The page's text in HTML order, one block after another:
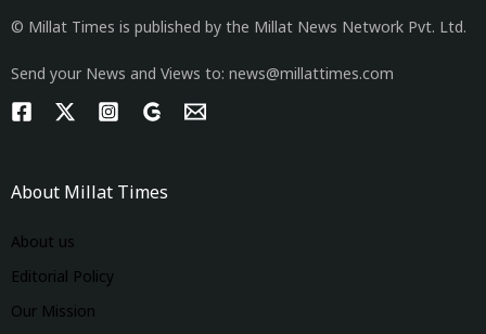
© Millat Times is published by the Millat News Network Pvt. Ltd.
Send your News and Views to: news@millattimes.com
About Millat Times
About us
Editorial Policy
Our Mission